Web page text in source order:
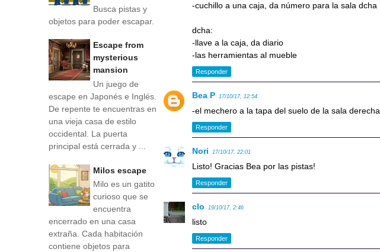
-cuchillo a una caja, da número para la sala dcha
dcha:
-llave a la caja, da diario
-las herramientas al mueble
Responder
Bea P 17/10/17, 12:54
-el mechero a la tapa del suelo de la sala derecha
Responder
Nori 17/10/17, 22:01
Listo! Gracias Bea por las pistas!
Responder
clo 19/10/17, 2:46
listo
Responder
Busca pistas y
objetos para poder escapar.
Escape from
mysterious
mansion
Un juego de
escape en Japonés e Inglés.
De repente te encuentras en
una vieja casa de estilo
occidental. La puerta
principal está cerrada y ...
Milos escape
Milo es un gatito
curioso que se
encuentra
encerrado en una casa
extraña. Cada habitación
contiene objetos para